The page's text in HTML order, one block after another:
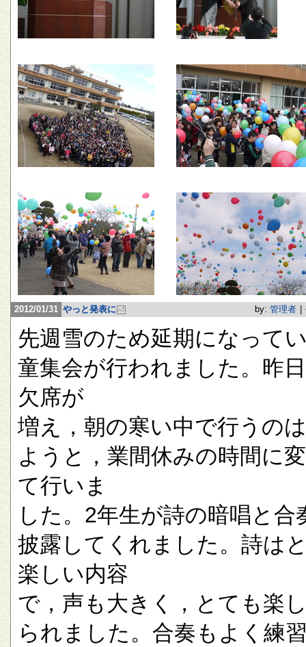
2012/01/31 やっと発表に by: 管理者
先週雪のため延期になって
童集会が行われました。昨
欠席が
増え，朝の寒い中で行うの
ようと，業間休みの時間に
て行いま
した。2年生が詩の暗唱と合
披露してくれました。詩は
楽しい内容
で，声も大きく，とても楽
られました。合奏もよく練